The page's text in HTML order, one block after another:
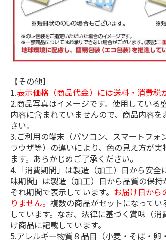
【その他】
1.表示価格（商品代金）には送料・消費税
2.商品写真はイメージです。使用している
内容に含まれていませんので、商品内容
さい。
3.ご利用の端末（パソコン、スマートフォ
ラウザ等）の違いにより、色の見え方が
ます。あらかじめご了承ください。
4.「消費期間」は製造（加工）日から安全
味期間」は製造（加工）日から品質の保
ぞれ期間で表示しています。 お届け日から
りません。複数の商品がセットになって
しています。なお、法律に基づく賞味（
け商品に記載しています。
5.アレルギー物質８品目（小麦・そば・卵